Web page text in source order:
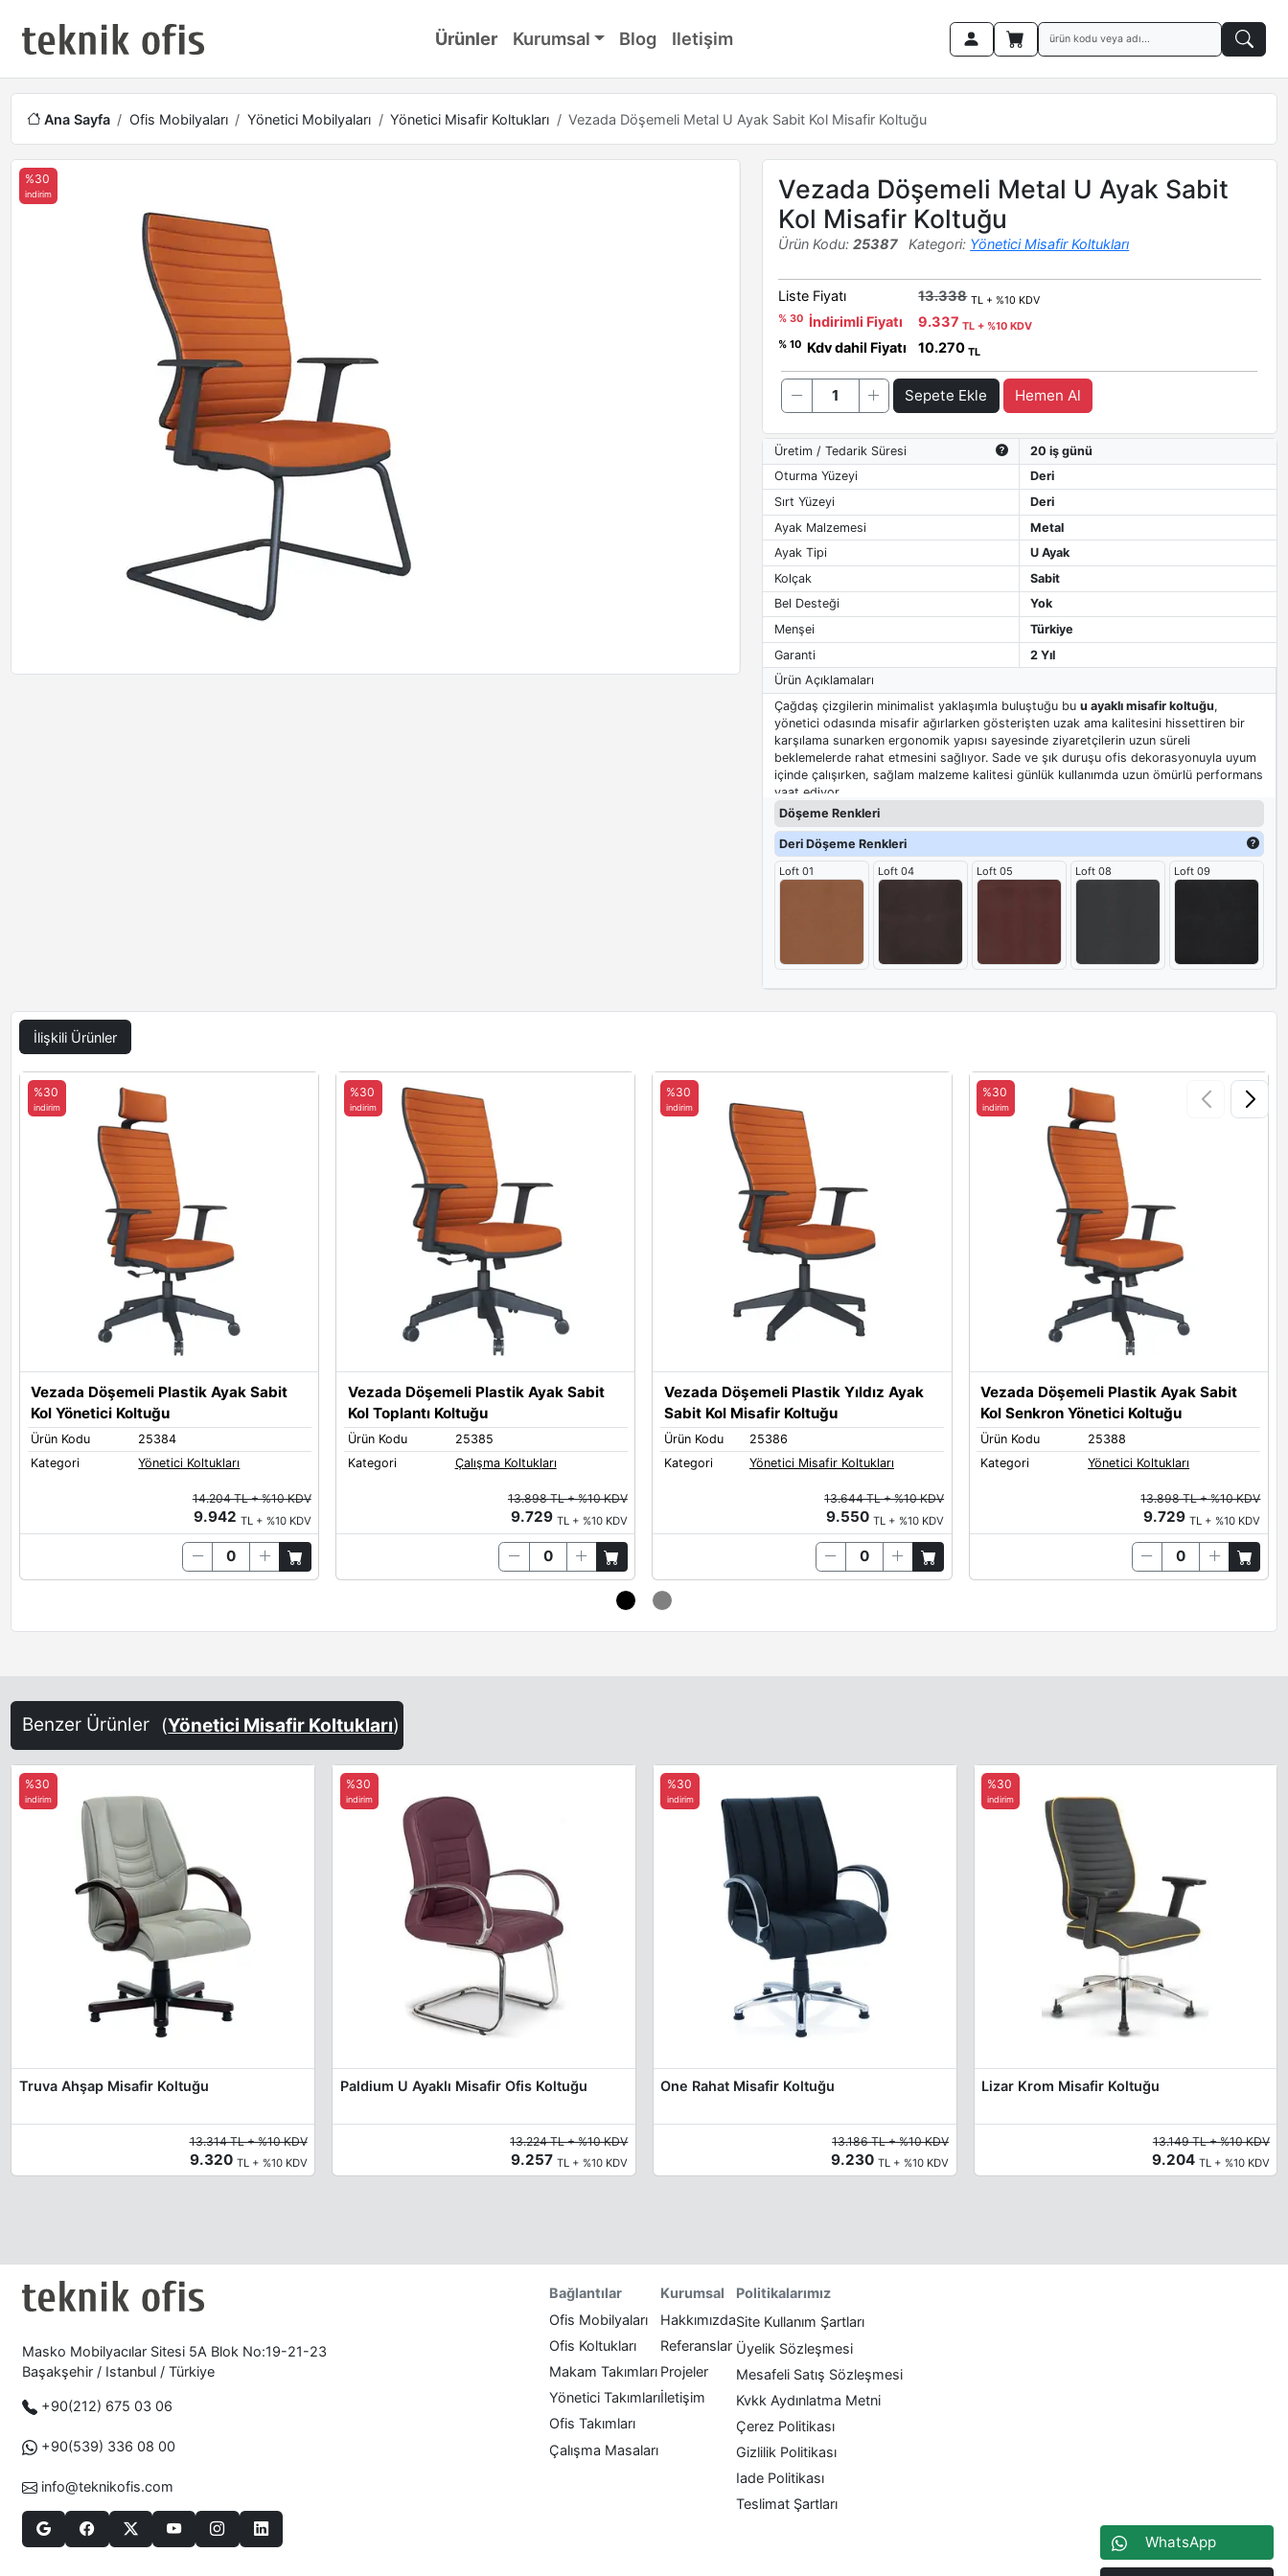
Ürünler Kurumsal Blog Iletişim
Ana Sayfa Ofis Mobilyaları Yönetici Mobilyaları Yönetici Misafir Koltukları Vezada Döşemeli Metal U Ayak Sabit Kol Misafir Koltuğu
%30
indirim
Vezada Döşemeli Metal U Ayak Sabit
Kol Misafir Koltuğu
Ürün Kodu: 25387 Kategori: Yönetici Misafir Koltukları
Liste Fiyatı 13.338 TL + %10 KDV
% 30 İndirimli Fiyatı 9.337TL + %10 KDV
% 10 Kdv dahil Fiyatı 10.270TL
Sepete Ekle Hemen Al
Üretim / Tedarik Süresi
20 iş günü
Oturma Yüzeyi
Deri
Sırt Yüzeyi
Deri
Ayak Malzemesi
Metal
Ayak Tipi
U Ayak
Kolçak
Sabit
Bel Desteği
Yok
Menşei
Türkiye
Garanti
2 Yıl
Ürün Açıklamaları
Çağdaş çizgilerin minimalist yaklaşımla buluştuğu bu u ayaklı misafir koltuğu,
yönetici odasında misafir ağırlarken gösterişten uzak ama kalitesini hissettiren bir
karşılama sunarken ergonomik yapısı sayesinde ziyaretçilerin uzun süreli
beklemelerde rahat etmesini sağlıyor. Sade ve şık duruşu ofis dekorasyonuyla uyum
içinde çalışırken, sağlam malzeme kalitesi günlük kullanımda uzun ömürlü performans
vaat ediyor.
Döşeme Renkleri
Deri Döşeme Renkleri
Loft 01 Loft 04 Loft 05 Loft 08 Loft 09
İlişkili Ürünler
Vezada Döşemeli Plastik Ayak Sabit
Kol Yönetici Koltuğu
Ürün Kodu
25384
Kategori
Yönetici Koltukları
%30
indirim
14.204 TL + %10 KDV
9.942 TL + %10 KDV
Vezada Döşemeli Plastik Ayak Sabit
Kol Toplantı Koltuğu
Ürün Kodu
25385
Kategori
Çalışma Koltukları
%30
indirim
13.898 TL + %10 KDV
9.729 TL + %10 KDV
Vezada Döşemeli Plastik Yıldız Ayak
Sabit Kol Misafir Koltuğu
Ürün Kodu
25386
Kategori
Yönetici Misafir Koltukları
%30
indirim
13.644 TL + %10 KDV
9.550TL + %10 KDV
Vezada Döşemeli Plastik Ayak Sabit
Kol Senkron Yönetici Koltuğu
Ürün Kodu
25388
Kategori
Yönetici Koltukları
%30
indirim
13.898 TL + %10 KDV
9.729TL + %10 KDV
Benzer Ürünler (Yönetici Misafir Koltukları)
Truva Ahşap Misafir Koltuğu
%30
indirim
13.314 TL + %10 KDV
9.320 TL + %10 KDV
Paldium U Ayaklı Misafir Ofis Koltuğu
%30
indirim
13.224 TL + %10 KDV
9.257TL + %10 KDV
One Rahat Misafir Koltuğu
%30
indirim
13.186 TL + %10 KDV
9.230TL + %10 KDV
Lizar Krom Misafir Koltuğu
%30
indirim
13.149 TL + %10 KDV
9.204 TL + %10 KDV
WhatsApp
Masko Mobilyacılar Sitesi 5A Blok No:19-21-23
Başakşehir / Istanbul / Türkiye
+90(212) 675 03 06
+90(539) 336 08 00
info@teknikofis.com
Bağlantılar
Ofis Mobilyaları
Ofis Koltukları
Makam Takımları
Yönetici Takımları
Ofis Takımları
Çalışma Masaları
Kurumsal
Hakkımızda
Referanslar
Projeler
İletişim
Politikalarımız
Site Kullanım Şartları
Üyelik Sözleşmesi
Mesafeli Satış Sözleşmesi
Kvkk Aydınlatma Metni
Çerez Politikası
Gizlilik Politikası
Iade Politikası
Teslimat Şartları